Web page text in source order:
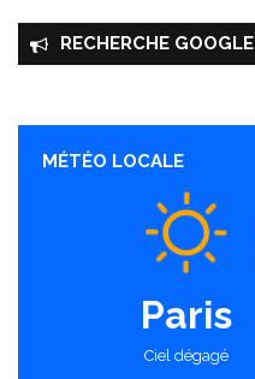
RECHERCHE GOOGLE
MÉTÉO LOCALE
Paris
Ciel dégagé